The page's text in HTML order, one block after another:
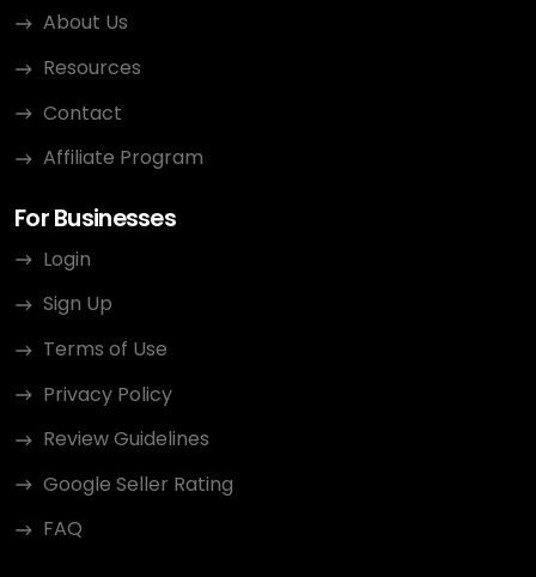
About Us
Resources
Contact
Affiliate Program
For Businesses
Login
Sign Up
Terms of Use
Privacy Policy
Review Guidelines
Google Seller Rating
FAQ